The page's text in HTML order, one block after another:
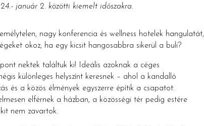
január 2. közötti kiemelt időszakra.
nagy konferencia és wellness hotelek hangulatát,
okoz, ha egy kicsit hangosabbra sikerül a buli?
nektek találtuk ki! Ideális azoknak a céges
különleges helyszínt keresnek – ahol a kandalló
és a közös élmények egyszerre építik a csapatot.
elférnek a házban, a közösségi tér pedig estére
nem zavartok.